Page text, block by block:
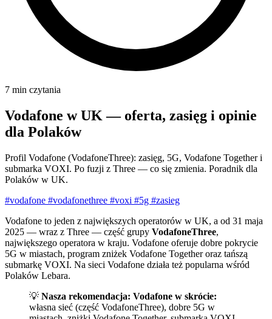
7 min czytania
Vodafone w UK — oferta, zasięg i opinie
dla Polaków
Profil Vodafone (VodafoneThree): zasięg, 5G, Vodafone Together i
submarka VOXI. Po fuzji z Three — co się zmienia. Poradnik dla
Polaków w UK.
#vodafone #vodafonethree #voxi #5g #zasieg
Vodafone to jeden z największych operatorów w UK, a od 31 maja
2025 — wraz z Three — część grupy VodafoneThree,
największego operatora w kraju. Vodafone oferuje dobre pokrycie
5G w miastach, program zniżek Vodafone Together oraz tańszą
submarkę VOXI. Na sieci Vodafone działa też popularna wśród
Polaków Lebara.
💡 Nasza rekomendacja: Vodafone w skrócie:
własna sieć (część VodafoneThree), dobre 5G w